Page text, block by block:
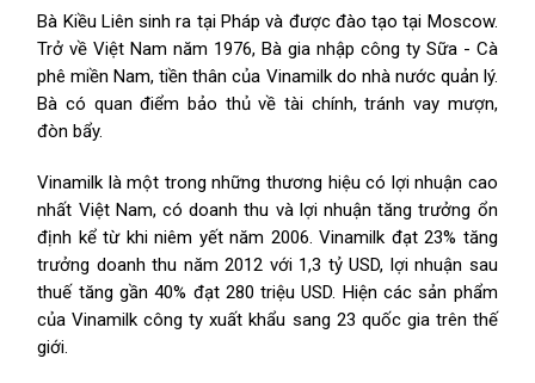
Bà Kiều Liên sinh ra tại Pháp và được đào tạo tại Moscow.
Trở về Việt Nam năm 1976, Bà gia nhập công ty Sữa - Cà
phê miền Nam, tiền thân của Vinamilk do nhà nước quản lý.
Bà có quan điểm bảo thủ về tài chính, tránh vay mượn,
đòn bẩy.
Vinamilk là một trong những thương hiệu có lợi nhuận cao
nhất Việt Nam, có doanh thu và lợi nhuận tăng trưởng ổn
định kể từ khi niêm yết năm 2006. Vinamilk đạt 23% tăng
trưởng doanh thu năm 2012 với 1,3 tỷ USD, lợi nhuận sau
thuế tăng gần 40% đạt 280 triệu USD. Hiện các sản phẩm
của Vinamilk công ty xuất khẩu sang 23 quốc gia trên thế
giới.